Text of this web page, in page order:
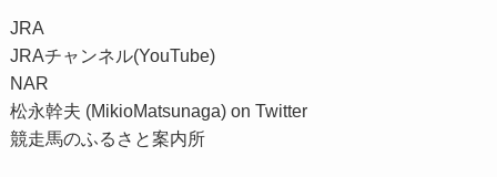
JRA
JRAチャンネル(YouTube)
NAR
松永幹夫 (MikioMatsunaga) on Twitter
競走馬のふるさと案内所